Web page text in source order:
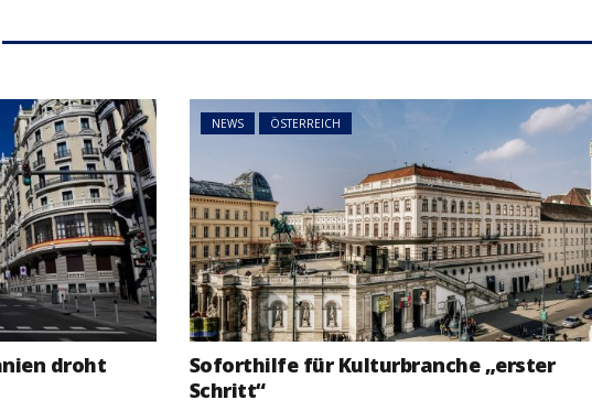
droht
NEWS ÖSTERREICH
Soforthilfe für Kulturbranche „erster
Schritt“